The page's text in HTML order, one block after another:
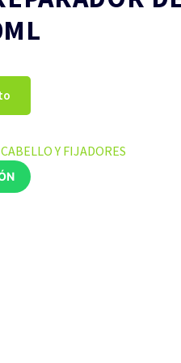
Y FIJADORES